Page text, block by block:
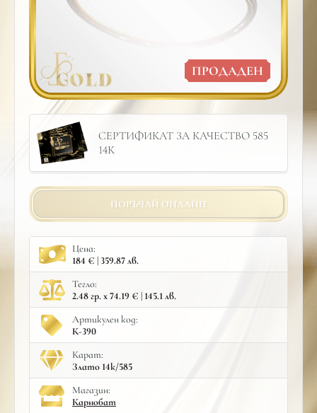
ПРОДАДЕН
СЕРТИФИКАТ ЗА КАЧЕСТВО 585
14К
ПОРЪЧАЙ ОНЛАЙН
Цена:
184 € | 359.87 лв.
Тегло:
2.48 гр. x 74.19 € | 145.1 лв.
Артикулен код:
К-390
Карат:
Злато 14к/585
Mагазин:
Карнобат